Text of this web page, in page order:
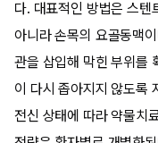
다. 대표적인 방법은 스텐
아니라 손목의 요골동맥
관을 삽입해 막힌 부위를
이 다시 좁아지지 않도록
전신 상태에 따라 약물치